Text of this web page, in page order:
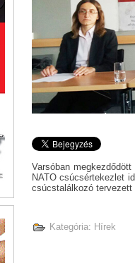
Varsóban
NATO csúcsértekezlet
csúcstalálkozó tervezett
Kategória: Hírek